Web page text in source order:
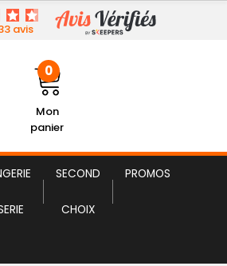
avis
Mon
panier
0
SECOND
CHOIX
PROMOS
9,92 € HT